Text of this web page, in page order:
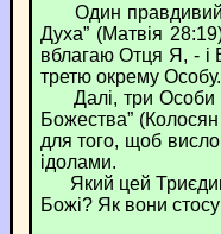
Один правдивий
Духа” (Матвія
вблагаю Отця Я, - і
третю окрему Особу.
Далі, три Особи
Божества”
для того, щоб
ідолами.
Який цей
Божі? Як вони